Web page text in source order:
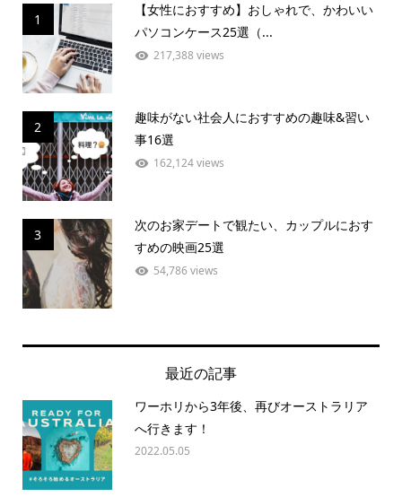
1
【女性におすすめ】おしゃれで、かわいい
パソコンケース25選（...
217,388 views
2
趣味がない社会人におすすめの趣味&習い
事16選
162,124 views
3
次のお家デートで観たい、カップルにおす
すめの映画25選
54,786 views
最近の記事
ワーホリから3年後、再びオーストラリア
へ行きます！
2022.05.05